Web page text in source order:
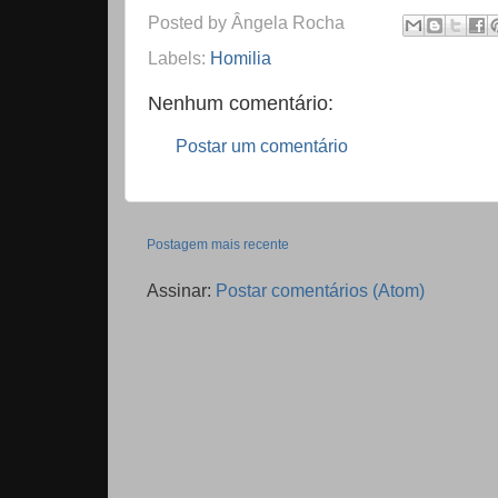
Posted by Ângela Rocha
Labels: Homilia
Nenhum comentário:
Postar um comentário
Postagem mais recente
Assinar: Postar comentários (Atom)